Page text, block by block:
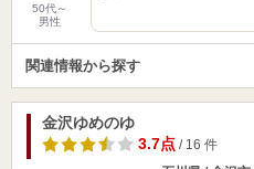
50代～
男性
関連情報から探す
金沢ゆめのゆ
3.7点/ 16 件